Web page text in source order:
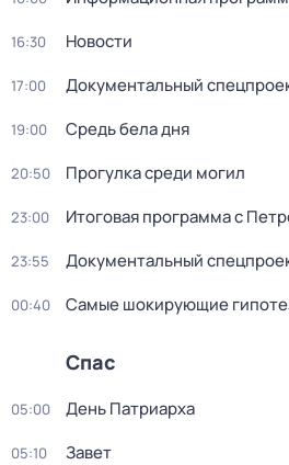
16:30 Новости
17:00 Докyментальный
19:00 Средь бела дня
20:50 Прогулка среди могил
23:00 Итоговая программа с
23:55 Докyментальный
00:40 Самые шoкиpующие
Спас
05:00 День Патриарха
05:10 Завет